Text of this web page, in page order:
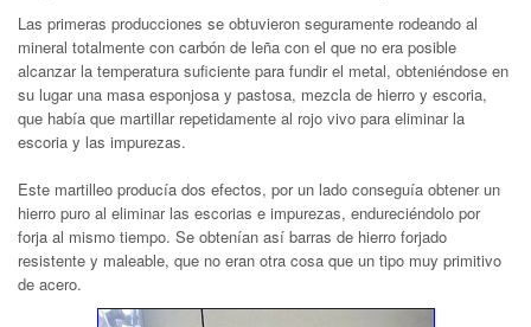
Las primeras producciones se obtuvieron seguramente rodeando al
mineral totalmente con carbón de leña con el que no era posible
alcanzar la temperatura suficiente para fundir el metal, obteniéndose en
su lugar una masa esponjosa y pastosa, mezcla de hierro y escoria,
que había que martillar repetidamente al rojo vivo para eliminar la
escoria y las impurezas.
Este martilleo producía dos efectos, por un lado conseguía obtener un
hierro puro al eliminar las escorias e impurezas, endureciéndolo por
forja al mismo tiempo. Se obtenían así barras de hierro forjado
resistente y maleable, que no eran otra cosa que un tipo muy primitivo
de acero.